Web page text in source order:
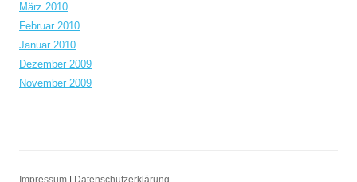
März 2010
Februar 2010
Januar 2010
Dezember 2009
November 2009
Impressum Datenschutzerklärung